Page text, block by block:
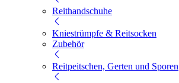
Reithandschuhe
Kniestrümpfe & Reitsocken
Zubehör
Reitpeitschen, Gerten und Sporen